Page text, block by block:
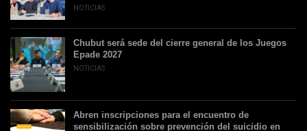
NOTICIAS
Chubut será sede del cierre general de los Juegos
Epade 2027
NOTICIAS
Abren inscripciones para el encuentro de
sensibilización sobre prevención del suicidio en